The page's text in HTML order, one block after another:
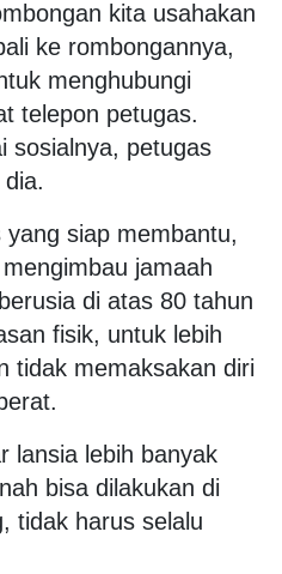
kita usahakan
ke rombongannya,
menghubungi
telepon petugas.
sosialnya, petugas
siap membantu,
jamaah
di atas 80 tahun
fisik, untuk lebih
tidak memaksakan diri
lansia lebih banyak
bisa dilakukan di
tidak harus selalu